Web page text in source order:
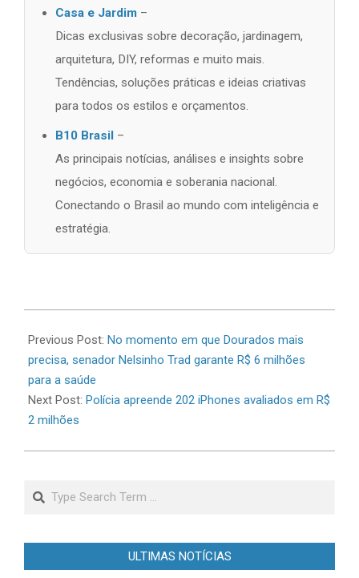
Casa e Jardim –
Dicas exclusivas sobre decoração, jardinagem,
arquitetura, DIY, reformas e muito mais.
Tendências, soluções práticas e ideias criativas
para todos os estilos e orçamentos.
B10 Brasil –
As principais notícias, análises e insights sobre
negócios, economia e soberania nacional.
Conectando o Brasil ao mundo com inteligência e
estratégia.
06-
11
Previous Post: No momento em que Dourados mais
precisa, senador Nelsinho Trad garante R$ 6 milhões
para a saúde
Next Post: Polícia apreende 202 iPhones avaliados em R$
2 milhões
Search
ULTIMAS NOTÍCIAS